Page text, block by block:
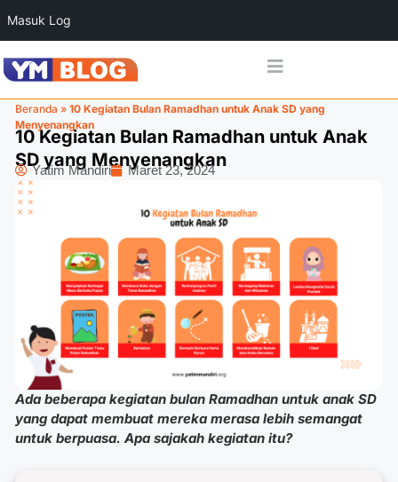
Masuk Log
Beranda » 10 Kegiatan Bulan Ramadhan untuk Anak SD yang
Menyenangkan
10 Kegiatan Bulan Ramadhan untuk Anak
SD yang Menyenangkan
Yatim Mandiri Maret 23, 2024
Ada beberapa kegiatan bulan Ramadhan untuk anak SD
yang dapat membuat mereka merasa lebih semangat
untuk berpuasa. Apa sajakah kegiatan itu?